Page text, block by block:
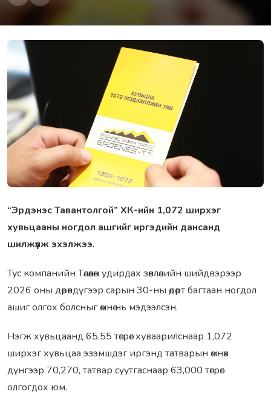
“Эрдэнэс Тавантолгой” ХК-ийн 1,072 ширхэг
хувьцааны ногдол ашгийг иргэдийн дансанд
шилжүүлж эхэлжээ.
Тус компанийн Төлөөлөн удирдах зөвлөлийн шийдвэрээр
2026 оны дөрөвдүгээр сарын 30-ны өдөрт багтаан ногдол
ашиг олгох болсныг өмнө нь мэдээлсэн.
Нэгж хувьцаанд 65.55 төгрөг хуваарилснаар 1,072
ширхэг хувьцаа эзэмшдэг иргэнд татварын өмнөх
дүнгээр 70,270, татвар суутгаснаар 63,000 төгрөг
олгогдох юм.